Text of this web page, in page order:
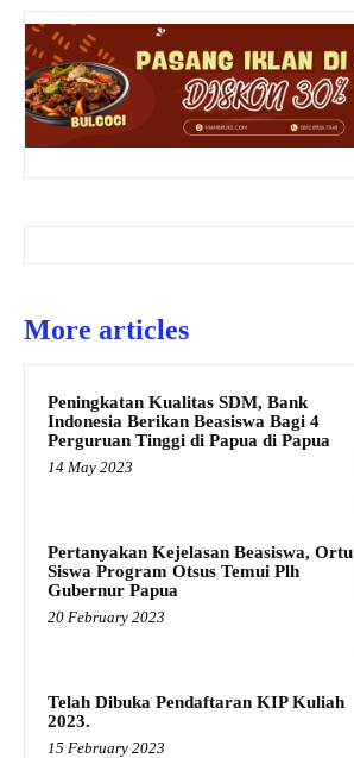
More articles
Peningkatan Kualitas SDM, Bank
Indonesia Berikan Beasiswa Bagi 4
Perguruan Tinggi di Papua di Papua
14 May 2023
Pertanyakan Kejelasan Beasiswa, Ortu
Siswa Program Otsus Temui Plh
Gubernur Papua
20 February 2023
Telah Dibuka Pendaftaran KIP Kuliah
2023.
15 February 2023